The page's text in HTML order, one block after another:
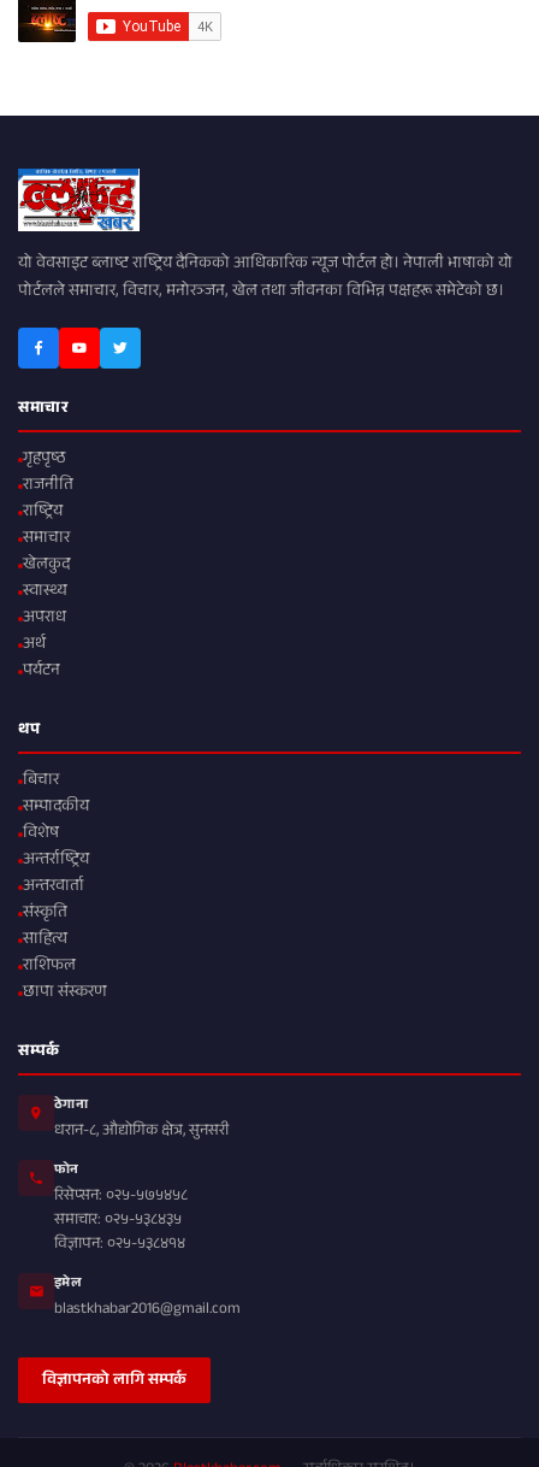
यो वेवसाइट ब्लाष्ट राष्ट्रिय दैनिकको आधिकारिक न्यूज पोर्टल हो। नेपाली भाषाको यो
पोर्टलले समाचार, विचार, मनोरञ्जन, खेल तथा जीवनका विभिन्न पक्षहरू समेटेको छ।
समाचार
गृहपृष्ठ
राजनीति
राष्ट्रिय
समाचार
खेलकुद
स्वास्थ्य
अपराध
अर्थ
पर्यटन
थप
बिचार
सम्पादकीय
विशेष
अन्तर्राष्ट्रिय
अन्तरवार्ता
संस्कृति
साहित्य
राशिफल
छापा संस्करण
सम्पर्क
ठेगाना
धरान-८, औद्योगिक क्षेत्र, सुनसरी
फोन
रिसेप्सन: ०२५-५७५४५८
समाचार: ०२५-५३८४३५
विज्ञापन: ०२५-५३८४१४
इमेल
blastkhabar2016@gmail.com
विज्ञापनको लागि सम्पर्क